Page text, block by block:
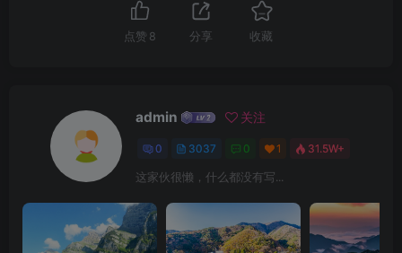
点赞 8 分享 收藏
admin 关注
0 3037 0 1 31.5W+
这家伙很懒，什么都没有写...